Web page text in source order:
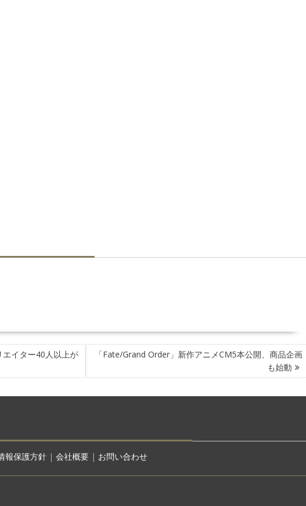
イター40人以上が
「Fate/Grand Order」新作アニメCM5本公開、商品企画
も始動
報保護方針| 会社概要| お問い合わせ